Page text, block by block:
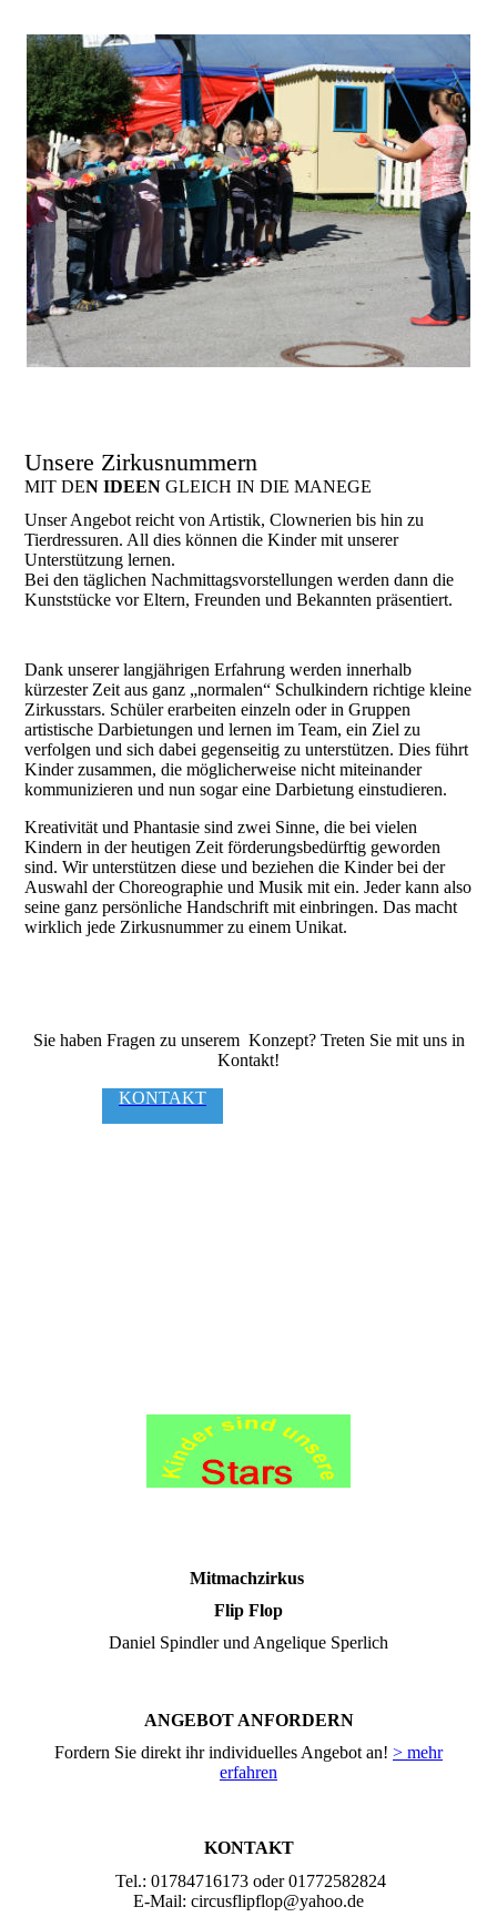
Unsere Zirkusnummern
MIT DEN IDEENGLEICH IN DIE MANEGE
Unser Angebot reicht von Artistik, Clownerien bis hin zu
Tierdressuren. All dies können die Kinder mit unserer
Unterstützung lernen.
Bei den täglichen Nachmittagsvorstellungen werden dann die
Kunststücke vor Eltern, Freunden und Bekannten präsentiert.
Dank unserer langjährigen Erfahrung werden innerhalb
kürzester Zeit aus ganz „normalen“ Schulkindern richtige kleine
Zirkusstars. Schüler erarbeiten einzeln oder in Gruppen
artistische Darbietungen und lernen im Team, ein Ziel zu
verfolgen und sich dabei gegenseitig zu unterstützen. Dies führt
Kinder zusammen, die möglicherweise nicht miteinander
kommunizieren und nun sogar eine Darbietung einstudieren.
Kreativität und Phantasie sind zwei Sinne, die bei vielen
Kindern in der heutigen Zeit förderungsbedürftig geworden
sind. Wir unterstützen diese und beziehen die Kinder bei der
Auswahl der Choreographie und Musik mit ein. Jeder kann also
seine ganz persönliche Handschrift mit einbringen. Das macht
wirklich jede Zirkusnummer zu einem Unikat.
Sie haben Fragen zu unserem Konzept? Treten Sie mit uns in
Kontakt!
KONTAKT
Mitmachzirkus
Flip Flop
Daniel Spindler und Angelique Sperlich
ANGEBOT ANFORDERN
Fordern Sie direkt ihr individuelles Angebot an! > mehr
erfahren
KONTAKT
Tel.: 01784716173 oder 01772582824
E-Mail: circusflipflop@yahoo.de